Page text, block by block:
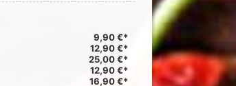
9,90 €*
12,90 €*
25,00 €*
12,90 €*
16,90 €*